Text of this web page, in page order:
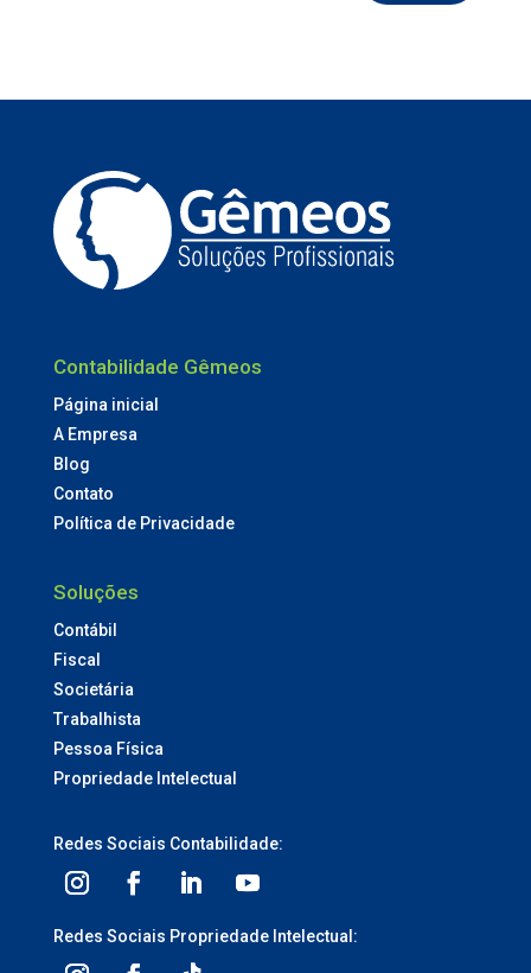
Contabilidade Gêmeos
Página inicial
A Empresa
Blog
Contato
Política de Privacidade
Soluções
Contábil
Fiscal
Societária
Trabalhista
Pessoa Física
Propriedade Intelectual
Redes Sociais Contabilidade:
Redes Sociais Propriedade Intelectual: